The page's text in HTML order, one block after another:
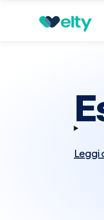
Prenota visita
Leggi